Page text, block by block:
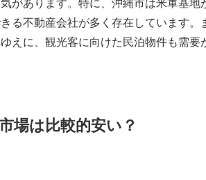
があります。特に、沖縄市は米軍基地
る不動産会社が多く存在しています。
えに、観光客に向けた民泊物件も需要
場は比較的安い？